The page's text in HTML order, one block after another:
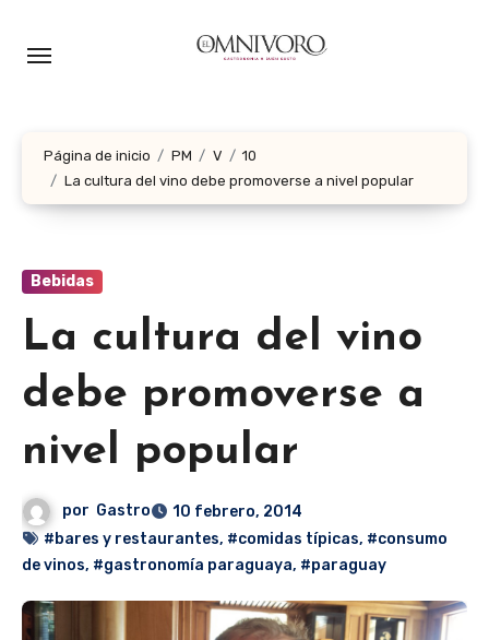
Página de inicio PM V
10
La cultura del vino debe promoverse a nivel popular
Bebidas
La cultura del vino
debe promoverse a
nivel popular
por Gastro
10 febrero, 2014
#bares y restaurantes, #comidas típicas, #consumo
de vinos, #gastronomía paraguaya, #paraguay